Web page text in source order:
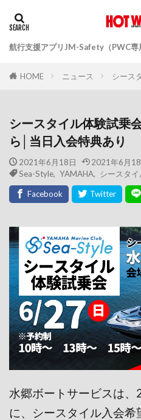
航行支援アプリJM-Safety（PWC専
HOME ニュース シース
シースタイル体験試乗
ら│当日入会特典あり
2021年6月18日 2021年6月18
Sea-Style, YAMAHA シースタイ
水郷ボートサービスは、
に、シースタイル入会